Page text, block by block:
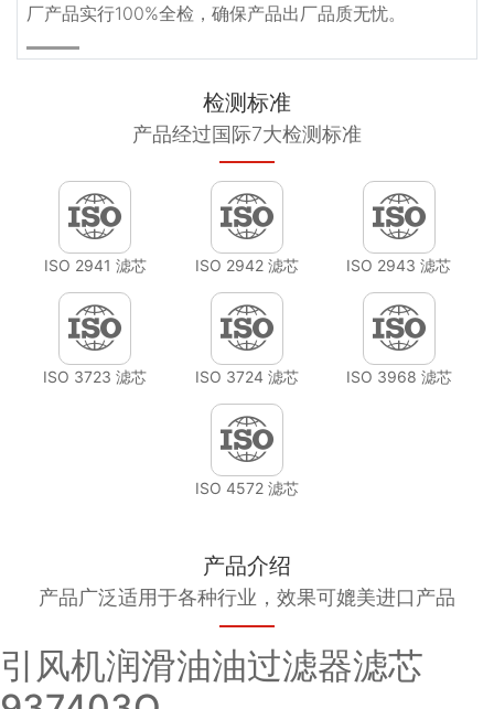
厂产品实行100%全检，确保产品出厂品质无忧。
检测标准
产品经过国际7大检测标准
ISO 2941 滤芯 ISO 2942 滤芯 ISO 2943 滤芯
ISO 3723 滤芯 ISO 3724 滤芯 ISO 3968 滤芯
ISO 4572 滤芯
产品介绍
产品广泛适用于各种行业，效果可媲美进口产品
引风机润滑油油过滤器滤芯